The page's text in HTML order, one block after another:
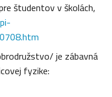
študentov v školách,
je zábavná
fyzike: